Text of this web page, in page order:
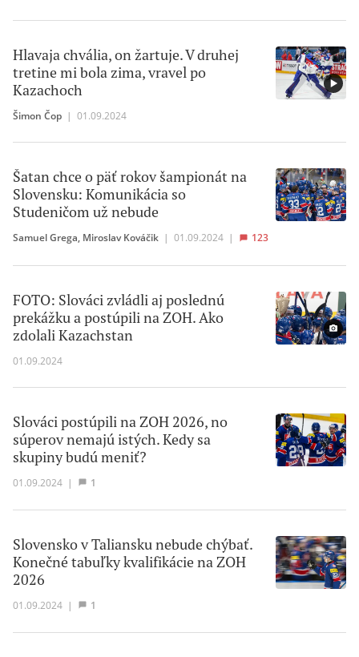
Hlavaja chvália, on žartuje. V druhej
tretine mi bola zima, vravel po
Kazachoch
Šimon Čop | 01.09.2024
Šatan chce o päť rokov šampionát na
Slovensku: Komunikácia so
Studeničom už nebude
Samuel Grega, Miroslav Kováčik | 01.09.2024 | 123
FOTO: Slováci zvládli aj poslednú
prekážku a postúpili na ZOH. Ako
zdolali Kazachstan
01.09.2024
Slováci postúpili na ZOH 2026, no
súperov nemajú istých. Kedy sa
skupiny budú meniť?
01.09.2024 | 1
Slovensko v Taliansku nebude chýbať.
Konečné tabuľky kvalifikácie na ZOH
2026
01.09.2024 | 1